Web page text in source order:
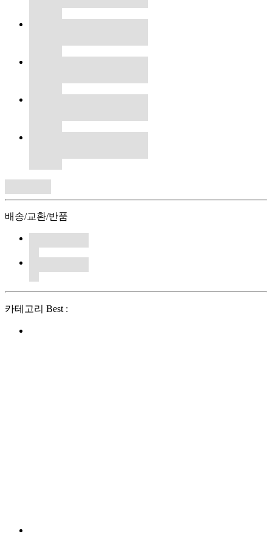
배송/교환/반품
카테고리 Best :